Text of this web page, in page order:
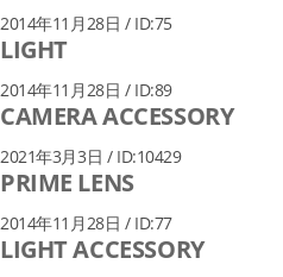
2014年11月28日 / ID:75
LIGHT
2014年11月28日 / ID:89
CAMERA ACCESSORY
2021年3月3日 / ID:10429
PRIME LENS
2014年11月28日 / ID:77
LIGHT ACCESSORY